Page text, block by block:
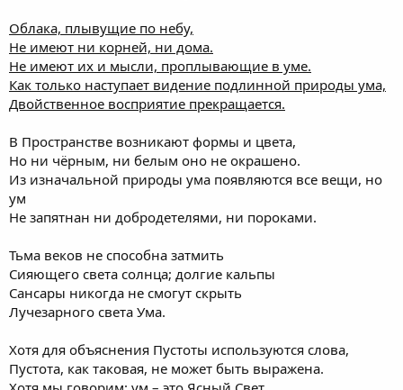
Облака, плывущие по небу,
Не имеют ни корней, ни дома.
Не имеют их и мысли, проплывающие в уме.
Как только наступает видение подлинной природы ума,
Двойственное восприятие прекращается.
В Пространстве возникают формы и цвета,
Но ни чёрным, ни белым оно не окрашено.
Из изначальной природы ума появляются все вещи, но
ум
Не запятнан ни добродетелями, ни пороками.
Тьма веков не способна затмить
Сияющего света солнца; долгие кальпы
Сансары никогда не смогут скрыть
Лучезарного света Ума.
Хотя для объяснения Пустоты используются слова,
Пустота, как таковая, не может быть выражена.